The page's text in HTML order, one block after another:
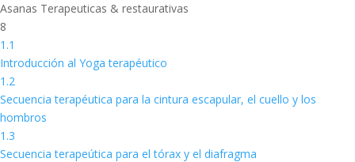
Asanas Terapeuticas & restaurativas
8
1.1
Introducción al Yoga terapéutico
1.2
Secuencia terapéutica para la cintura escapular, el cuello y los
hombros
1.3
Secuencia terapeútica para el tórax y el diafragma